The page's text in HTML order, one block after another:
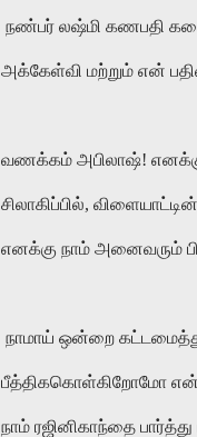
நண்பர் லஷ்மி கணபதி
அக்கேள்வி மற்றும் என்
வணக்கம் அபிலாஷ்!
சிலாகிப்பில், விளையாட்டின்
எனக்கு நாம் அனைவரும்
நாமாய் ஒன்றை
பீத்திககொள்கிறோமோ
நாம் ரஜினிகாந்தை பார்த்து